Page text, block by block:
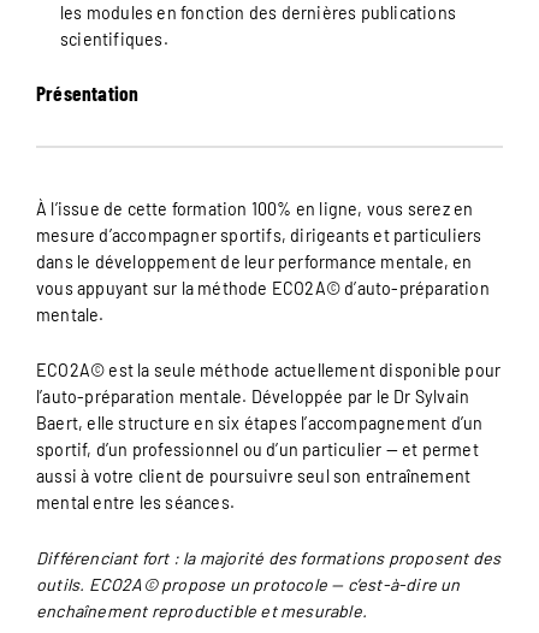
les modules en fonction des dernières publications
scientifiques.
Présentation
À l’issue de cette formation 100% en ligne, vous serez en
mesure d’accompagner sportifs, dirigeants et particuliers
dans le développement de leur performance mentale, en
vous appuyant sur la méthode ECO2A© d’auto-préparation
mentale.
ECO2A© est la seule méthode actuellement disponible pour
l’auto-préparation mentale. Développée par le Dr Sylvain
Baert, elle structure en six étapes l’accompagnement d’un
sportif, d’un professionnel ou d’un particulier — et permet
aussi à votre client de poursuivre seul son entraînement
mental entre les séances.
Différenciant fort : la majorité des formations proposent des
outils. ECO2A© propose un protocole — c’est-à-dire un
enchaînement reproductible et mesurable.